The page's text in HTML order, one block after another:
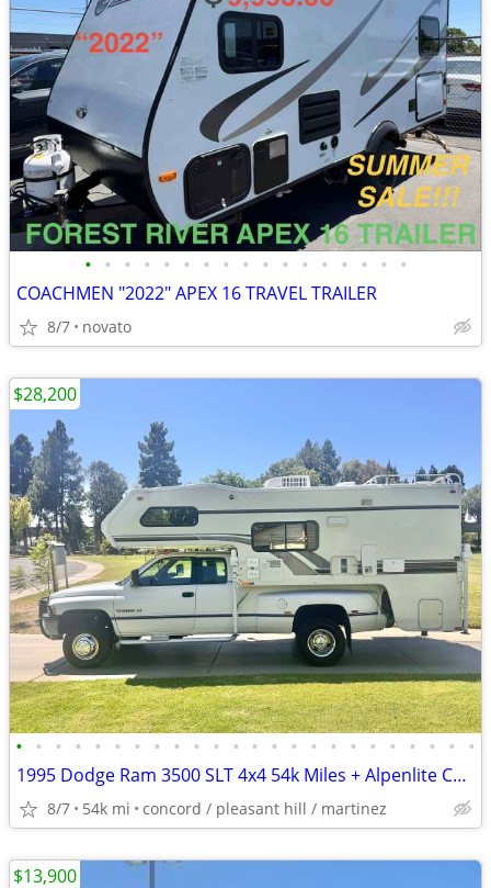
• • • • • • • • • • • • • • • • •
COACHMEN "2022" APEX 16 TRAVEL TRAILER
8/7 novato
• • • • • • • • • • • • • • • • • • • • • • • •
1995 Dodge Ram 3500 SLT 4x4 54k Miles + Alpenlite Camper
8/7 54k mi concord / pleasant hill / martinez
$28,200
$13,900